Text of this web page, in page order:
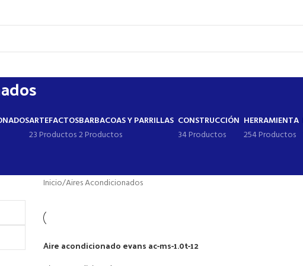
ARTEFACTOS
23 Productos
BARBACOAS Y PARRILLAS
2 Productos
CONSTRUCCIÓN
34 Productos
HERRAMIENTA
254 Productos
Inicio Aires Acondicionados
Aire acondicionado evans ac-ms-1.0t-12